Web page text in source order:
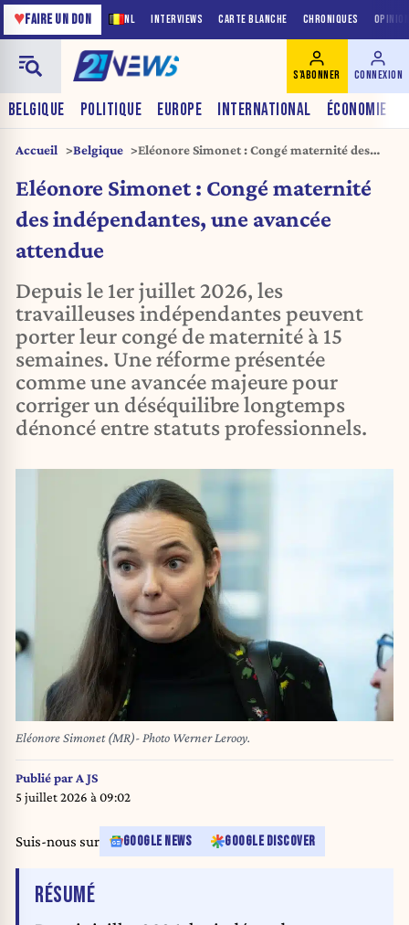
NL INTERVIEWS CARTE BLANCHE CHRONIQUES
♥FAIRE UN DON
BELGIQUE POLITIQUE EUROPE INTERNATIONAL ÉCONOMIE
S'ABONNER CONNEXION
Accueil Belgique
Eléonore Simonet : Congé maternité des
Eléonore Simonet : Congé maternité
des indépendantes, une avancée
attendue
Depuis le 1er juillet 2026, les
travailleuses indépendantes peuvent
porter leur congé de maternité à 15
semaines. Une réforme présentée
comme une avancée majeure pour
corriger un déséquilibre longtemps
dénoncé entre statuts professionnels.
Eléonore Simonet (MR)- Photo Werner Lerooy.
Publié par A JS
5 juillet 2026 à 09:02
Suis-nous sur GOOGLE NEWS GOOGLE DISCOVER
RÉSUMÉDE L'ARTICLE